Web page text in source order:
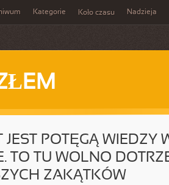
Kategorie Koło czasu Nadzieja
JEST POTĘGĄ WIEDZY
TO TU WOLNO
ZAKĄTKÓW